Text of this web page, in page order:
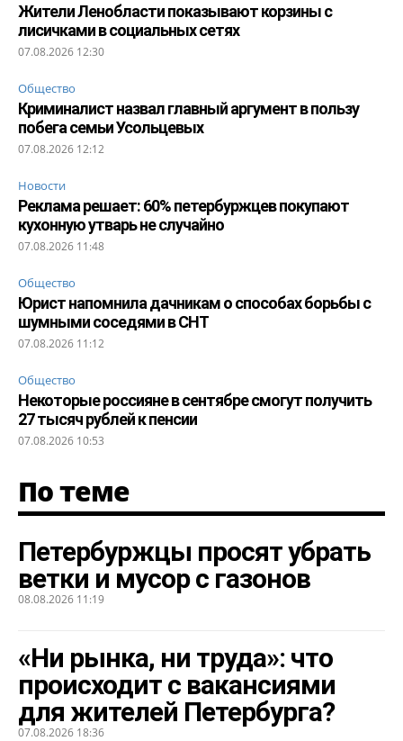
Жители Ленобласти показывают корзины с
лисичками в социальных сетях
07.08.2026 12:30
Общество
Криминалист назвал главный аргумент в пользу
побега семьи Усольцевых
07.08.2026 12:12
Новости
Реклама решает: 60% петербуржцев покупают
кухонную утварь не случайно
07.08.2026 11:48
Общество
Юрист напомнила дачникам о способах борьбы с
шумными соседями в СНТ
07.08.2026 11:12
Общество
Некоторые россияне в сентябре смогут получить
27 тысяч рублей к пенсии
07.08.2026 10:53
По теме
Петербуржцы просят убрать
ветки и мусор с газонов
08.08.2026 11:19
«Ни рынка, ни труда»: что
происходит с вакансиями
для жителей Петербурга?
07.08.2026 18:36